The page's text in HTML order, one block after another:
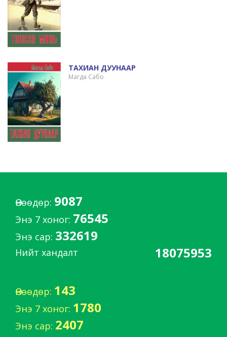
ТАХИАН ДУУНААР
Магда Сабо
Өнөөдөр: 9087
Энэ 7 хоног: 76545
Энэ сар: 332619
Нийт хандалт 18075953
Өнөөдөр: 143
Энэ 7 хоног: 1780
Энэ сар: 2407